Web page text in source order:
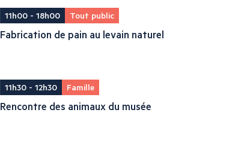
11h00 - 18h00 Tout public
Fabrication de pain au levain naturel
11h30 - 12h30 Famille
Rencontre des animaux du musée